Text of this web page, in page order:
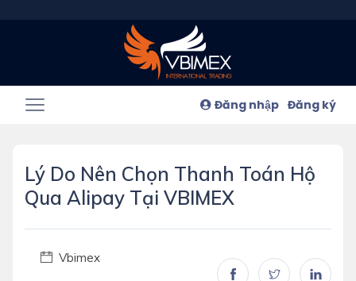
Đăng nhập Đăng ký
Lý Do Nên Chọn Thanh Toán Hộ
Qua Alipay Tại VBIMEX
Vbimex